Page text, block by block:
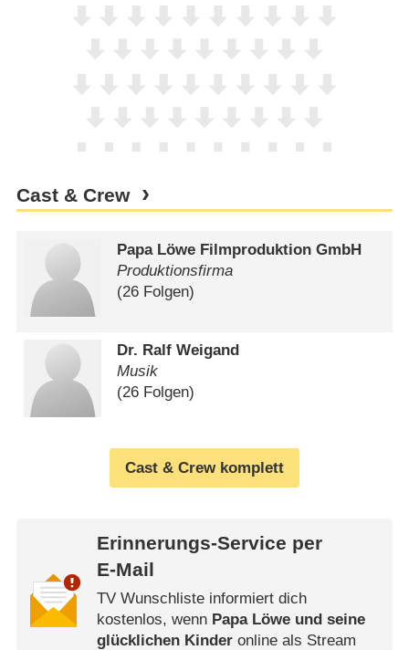
Cast & Crew
Papa Löwe Filmproduktion GmbH
Produktionsfirma
(26 Folgen)
Dr. Ralf Weigand
Musik
(26 Folgen)
Cast & Crew komplett
Erinnerungs-Service per
E-Mail
TV Wunschliste informiert dich
kostenlos, wenn Papa Löwe und seine
glücklichen Kinderonline als Stream